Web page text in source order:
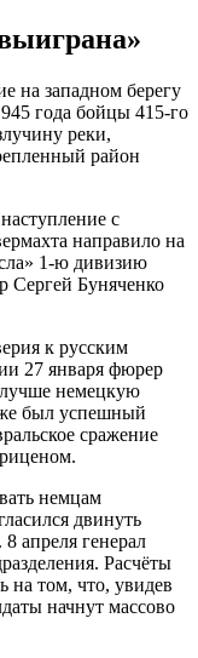
на западном берегу
года бойцы 415-го
реки,
район
с
направило на
1-ю дивизию
Сергей Буняченко
к русским
27 января фюрер
немецкую
был успешный
сражение
немцам
двинуть
апреля генерал
Расчёты
на том, что, увидев
начнут массово